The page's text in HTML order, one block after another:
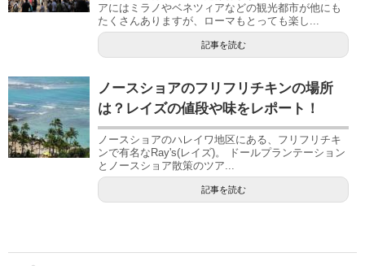
アにはミラノやベネツィアなどの観光都市が他にも
たくさんありますが、ローマもとっても楽し...
記事を読む
ノースショアのフリフリチキンの場所
は？レイズの値段や味をレポート！
ノースショアのハレイワ地区にある、フリフリチキ
ンで有名なRay's(レイズ)。 ドールプランテーション
とノースショア散策のツア...
記事を読む